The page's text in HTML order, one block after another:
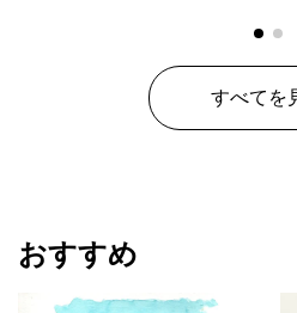
すべてを
おすすめ